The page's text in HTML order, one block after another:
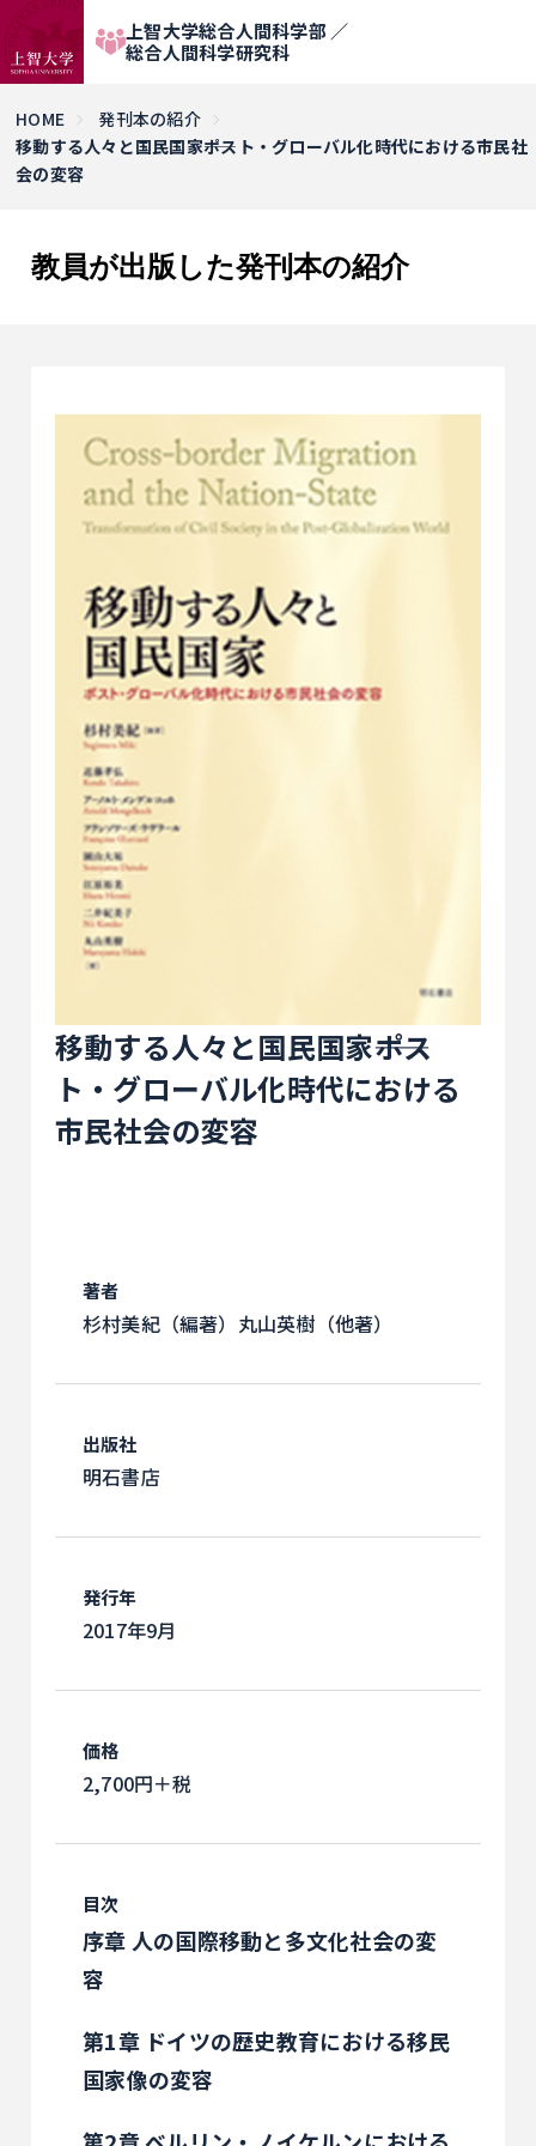
上智大学総合人間科学部 ／
総合人間科学研究科
HOME
発刊本の紹介
移動する人々と国民国家――ポスト・グローバル化時代における市民社
会の変容
教員が出版した発刊本の紹介
移動する人々と国民国家――ポス
ト・グローバル化時代における
市民社会の変容
著者
杉村美紀（編著）丸山英樹（他著）
出版社
明石書店
発行年
2017年9月
価格
2,700円＋税
目次
序章 人の国際移動と多文化社会の変
容
第1章 ドイツの歴史教育における移民
国家像の変容